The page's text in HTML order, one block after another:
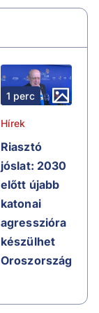
1 perc
Hírek
Riasztó
jóslat: 2030
előtt újabb
katonai
agresszióra
készülhet
Oroszország